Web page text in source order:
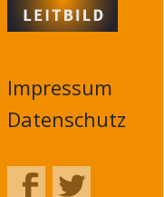
Impressum
Datenschutz